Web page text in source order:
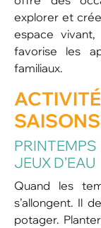
explorer et
espace
favorise les
familiaux.
SAISONS
JEUX D’EAU
Quand les
s’allongent. Il
potager.